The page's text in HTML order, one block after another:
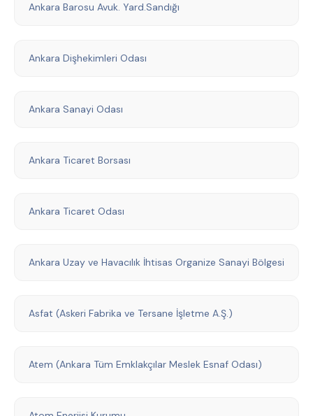
Ankara Barosu Avuk. Yard.Sandığı
Ankara Dişhekimleri Odası
Ankara Sanayi Odası
Ankara Ticaret Borsası
Ankara Ticaret Odası
Ankara Uzay ve Havacılık İhtisas Organize Sanayi Bölgesi
Asfat (Askeri Fabrika ve Tersane İşletme A.Ş.)
Atem (Ankara Tüm Emklakçılar Meslek Esnaf Odası)